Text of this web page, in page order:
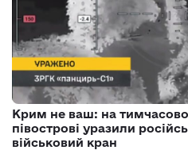
Крим не ваш: на
півострові уразили
військовий кран